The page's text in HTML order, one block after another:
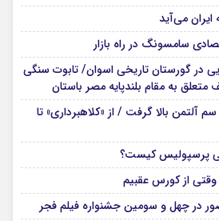
ایران می‌آید
سامسونگ در راه بازار
در گورستان تاریخی اسوان/ تابوت سنگی
متعلق به مقام بلندپایه مصر باستان
آلتمن بالا گرفت / از «کلاهبرداری» تا
پرسپولیس کیست؟
از کورس عقبیم